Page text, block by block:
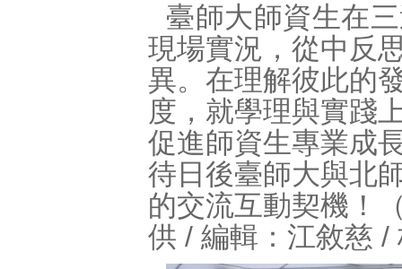
臺師大師資生在
現場實況，從中反
異。在理解彼此的
度，就學理與實踐
促進師資生專業成
待日後臺師大與北
的交流互動契機！
供 / 編輯：江敘慈 /